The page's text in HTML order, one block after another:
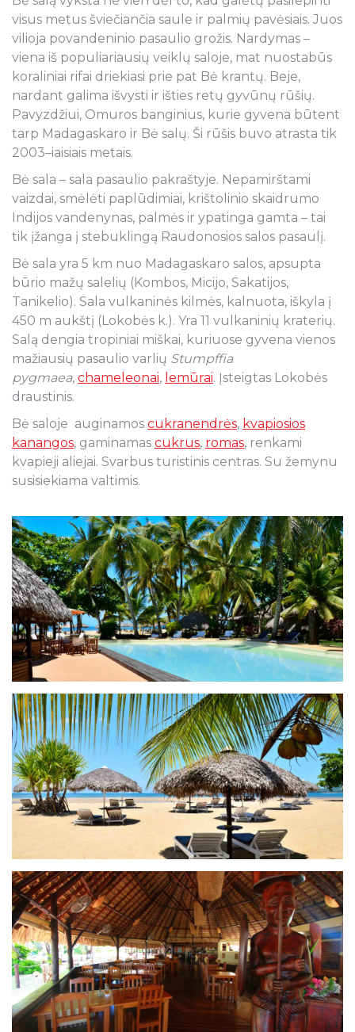
visus metus šviečiančia saule ir palmių pavėsiais. Juos
vilioja povandeninio pasaulio grožis. Nardymas –
viena iš populiariausių veiklų saloje, mat nuostabūs
koraliniai rifai driekiasi prie pat Bė krantų. Beje,
nardant galima išvysti ir išties retų gyvūnų rūšių.
Pavyzdžiui, Omuros banginius, kurie gyvena būtent
tarp Madagaskaro ir Bė salų. Ši rūšis buvo atrasta tik
2003–iaisiais metais.
Bė sala – sala pasaulio pakraštyje. Nepamirštami
vaizdai, smėlėti paplūdimiai, krištolinio skaidrumo
Indijos vandenynas, palmės ir ypatinga gamta – tai
tik įžanga į stebuklingą Raudonosios salos pasaulį.
Bė sala yra 5 km nuo Madagaskaro salos, apsupta
būrio mažų salelių (Kombos, Micijo, Sakatijos,
Tanikelio). Sala vulkaninės kilmės, kalnuota, iškyla į
450 m aukštį (Lokobės k.). Yra 11 vulkaninių kraterių.
Salą dengia tropiniai miškai, kuriuose gyvena vienos
mažiausių pasaulio varlių Stumpffia
pygmaea, chameleonai, lemūrai. Įsteigtas Lokobės
draustinis.
Bė saloje auginamos cukranendrės, kvapiosios
kanangos, gaminamas cukrus, romas, renkami
kvapieji aliejai. Svarbus turistinis centras. Su žemynu
susisiekiama valtimis.